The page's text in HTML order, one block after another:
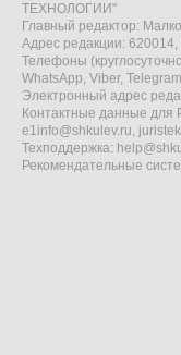
ТЕХНОЛОГИИ"
Главный редактор:
Адрес редакции: 620014,
Телефоны
WhatsApp, Viber,
Электронный адрес
Контактные данные для
e1info@shkulev.ru,
Техподдержка:
Рекомендательные